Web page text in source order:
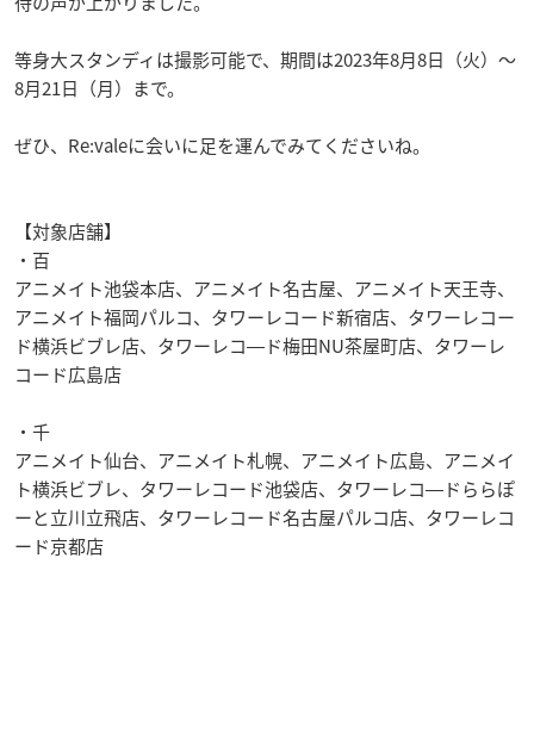
等身大スタンディは撮影可能で、期間は2023年8月8日（火）～
8月21日（月）まで。
ぜひ、Re:valeに会いに足を運んでみてくださいね。
【対象店舗】
・百
アニメイト池袋本店、アニメイト名古屋、アニメイト天王寺、
アニメイト福岡パルコ、タワーレコード新宿店、タワーレコー
ド横浜ビブレ店、タワーレコ―ド梅田NU茶屋町店、タワーレ
コード広島店
・千
アニメイト仙台、アニメイト札幌、アニメイト広島、アニメイ
ト横浜ビブレ、タワーレコード池袋店、タワーレコ―ドららぽ
ーと立川立飛店、タワーレコード名古屋パルコ店、タワーレコ
ード京都店